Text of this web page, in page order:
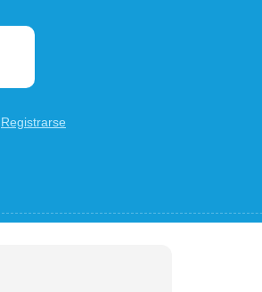
Registrarse